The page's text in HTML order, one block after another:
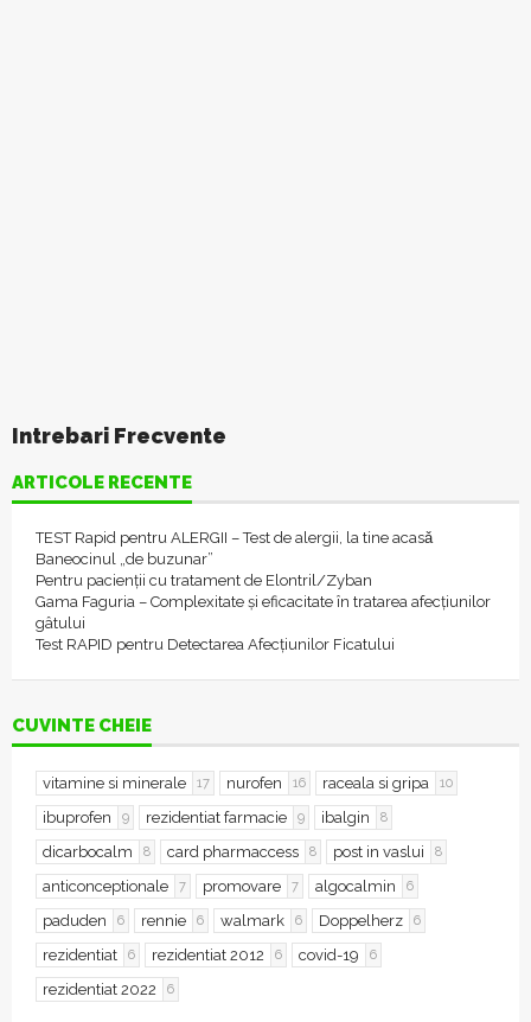
Intrebari Frecvente
ARTICOLE RECENTE
TEST Rapid pentru ALERGII – Test de alergii, la tine acasǎ
Baneocinul „de buzunar”
Pentru pacienții cu tratament de Elontril/Zyban
Gama Faguria – Complexitate și eficacitate în tratarea afecțiunilor
gâtului
Test RAPID pentru Detectarea Afecțiunilor Ficatului
CUVINTE CHEIE
vitamine si minerale 17 nurofen 16 raceala si gripa 10
ibuprofen 9 rezidentiat farmacie 9 ibalgin 8
dicarbocalm 8 card pharmaccess 8 post in vaslui 8
anticonceptionale 7 promovare 7 algocalmin 6
paduden 6 rennie 6 walmark 6 Doppelherz 6
rezidentiat 6 rezidentiat 2012 6 covid-19 6
rezidentiat 2022 6